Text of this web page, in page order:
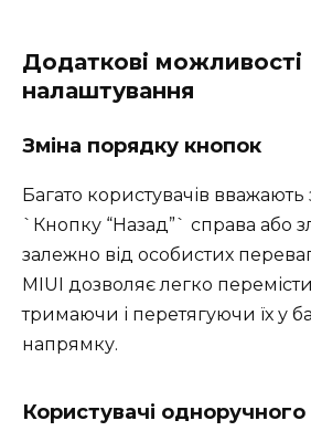
Додаткові можливості
налаштування
Зміна порядку кнопок
Багато користувачів
`Кнопку “Назад”` справа або
залежно від особистих
MIUI дозволяє легко
тримаючи і перетягуючи їх у
напрямку.
Користувачі